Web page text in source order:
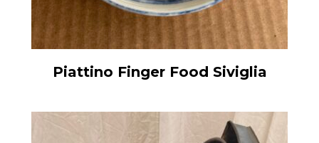
Piattino Finger Food Siviglia